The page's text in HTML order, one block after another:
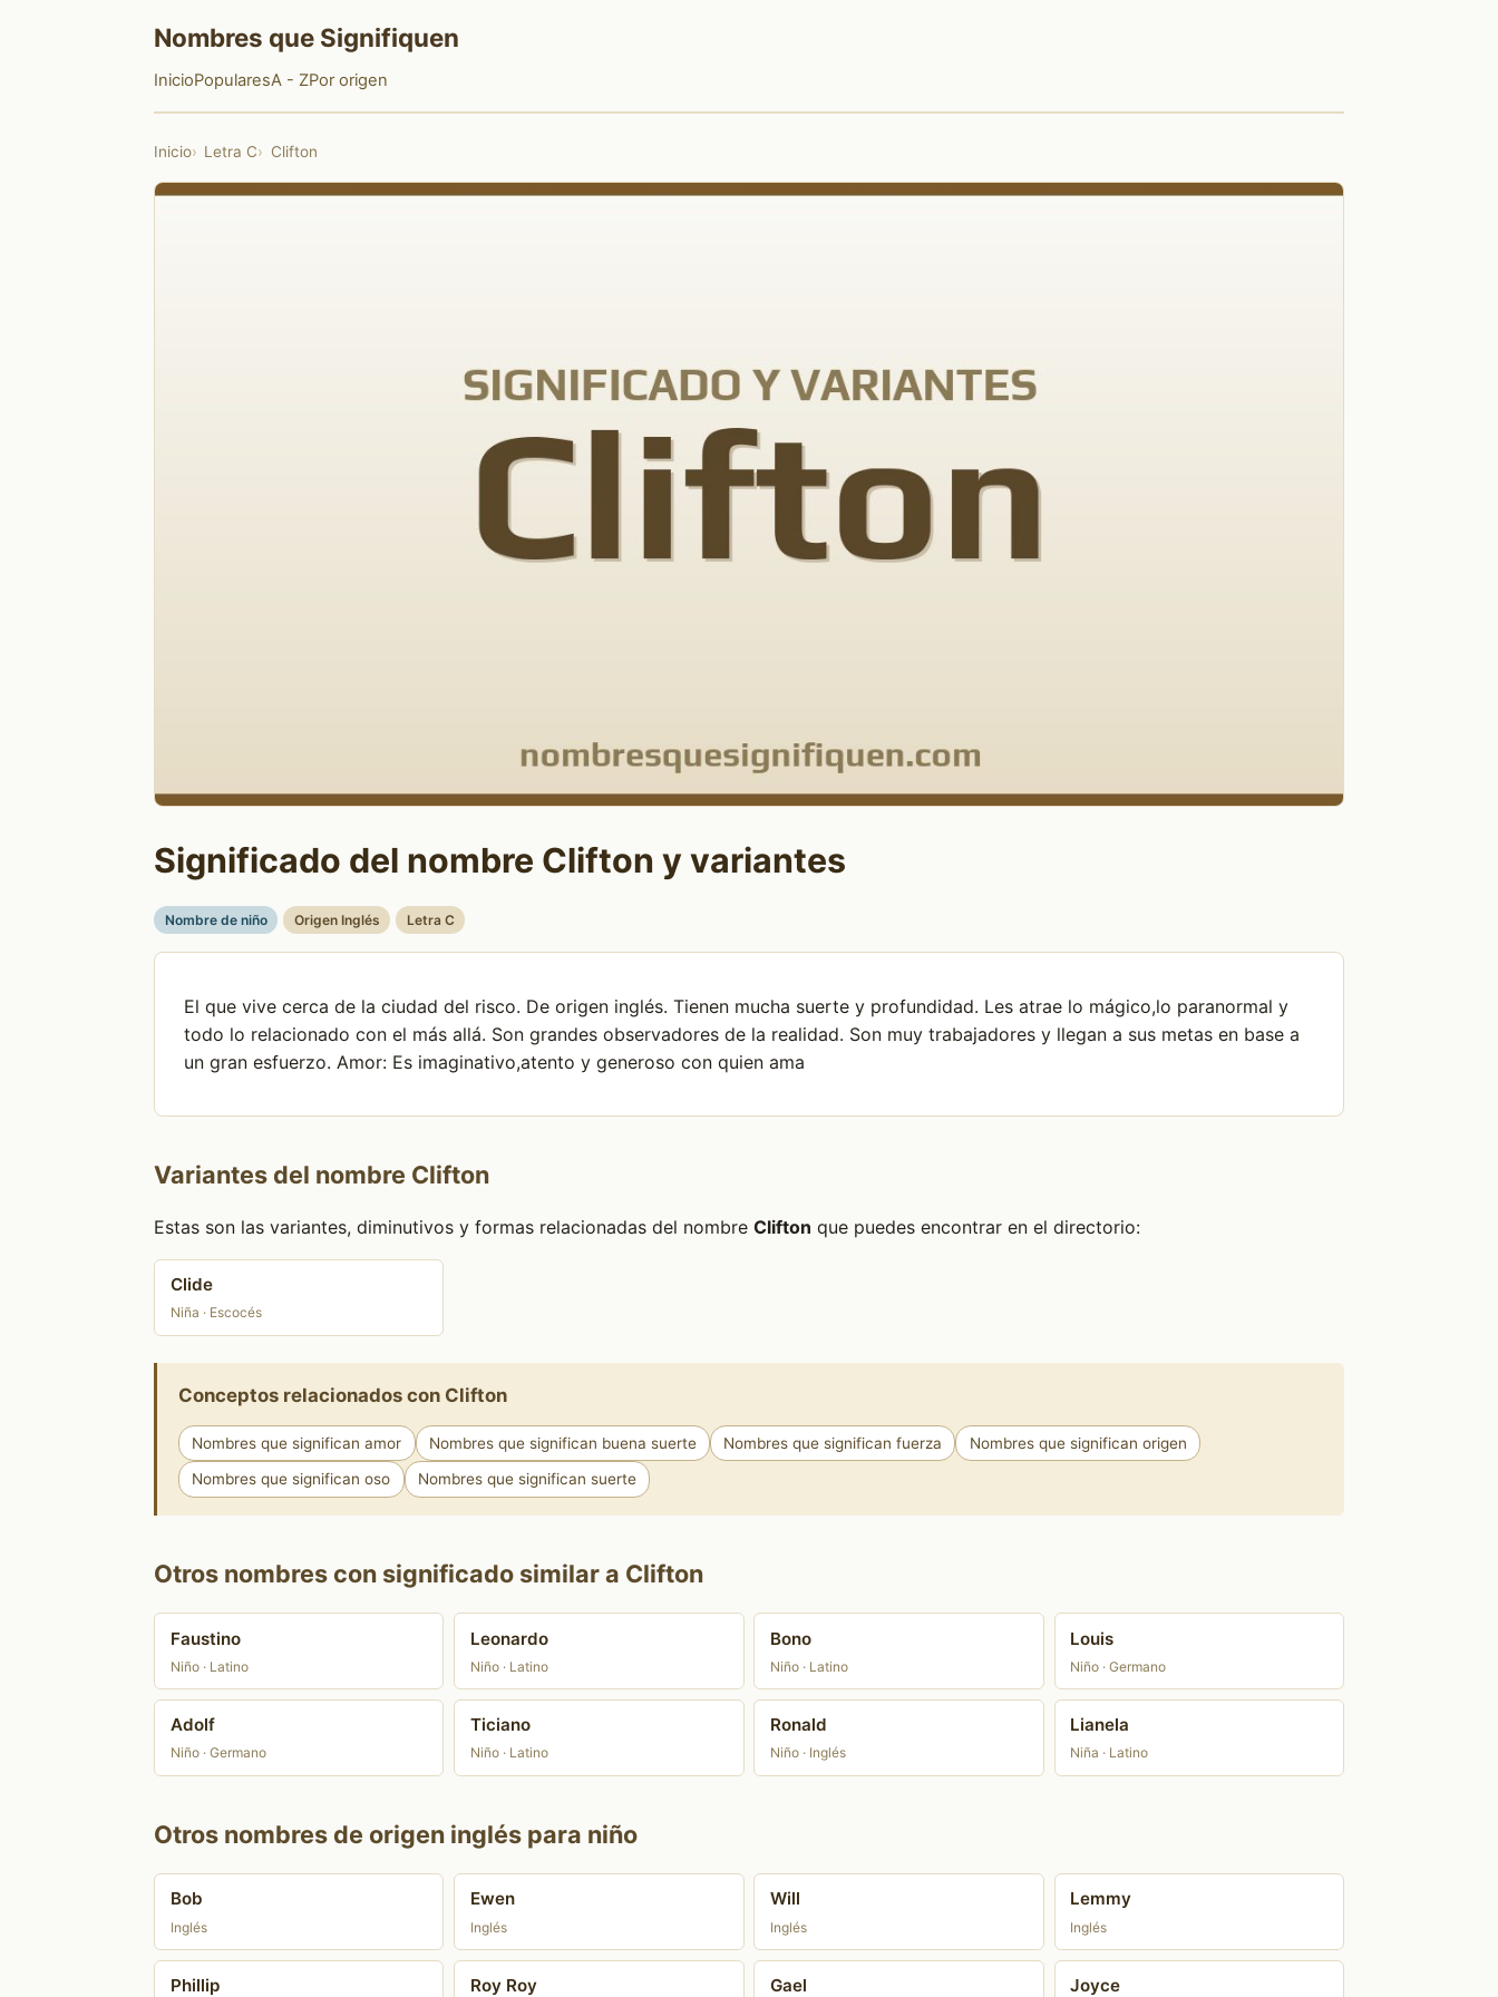
Nombres que Signifiquen
InicioPopularesA - ZPor origen
Inicio Letra C Clifton
Significado del nombre Clifton y variantes
Nombre de niño Origen Inglés Letra C
El que vive cerca de la ciudad del risco. De origen inglés. Tienen mucha suerte y profundidad. Les atrae lo mágico,lo paranormal y
todo lo relacionado con el más allá. Son grandes observadores de la realidad. Son muy trabajadores y llegan a sus metas en base a
un gran esfuerzo. Amor: Es imaginativo,atento y generoso con quien ama
Variantes del nombre Clifton
Estas son las variantes, diminutivos y formas relacionadas del nombre Clifton que puedes encontrar en el directorio:
Clide
Niña · Escocés
Conceptos relacionados con Clifton
Nombres que significan amor Nombres que significan buena suerte Nombres que significan fuerza Nombres que significan origen
Nombres que significan oso Nombres que significan suerte
Otros nombres con significado similar a Clifton
Faustino
Niño · Latino
Leonardo
Niño · Latino
Bono
Niño · Latino
Louis
Niño · Germano
Adolf
Niño · Germano
Ticiano
Niño · Latino
Ronald
Niño · Inglés
Lianela
Niña · Latino
Otros nombres de origen inglés para niño
Bob
Inglés
Ewen
Inglés
Will
Inglés
Lemmy
Inglés
Phillip Roy Roy Gael Joyce